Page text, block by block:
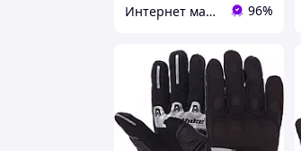
Интернет магазин SportOK 96%